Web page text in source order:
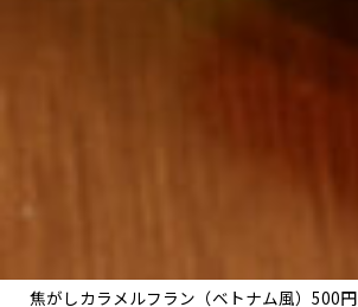
焦がしカラメルフラン（ベトナム風）500円